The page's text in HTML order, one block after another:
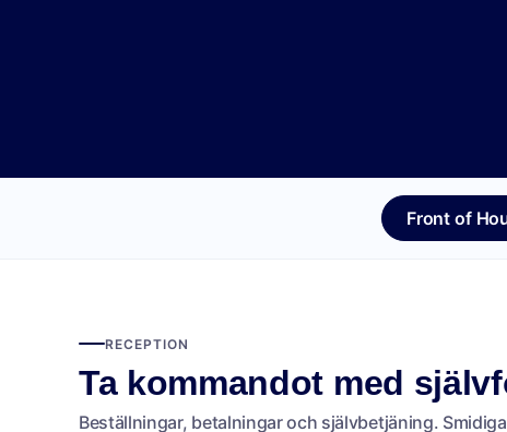
Front of
RECEPTION
Ta kommandot med
Beställningar, betalningar och självbetjäning.